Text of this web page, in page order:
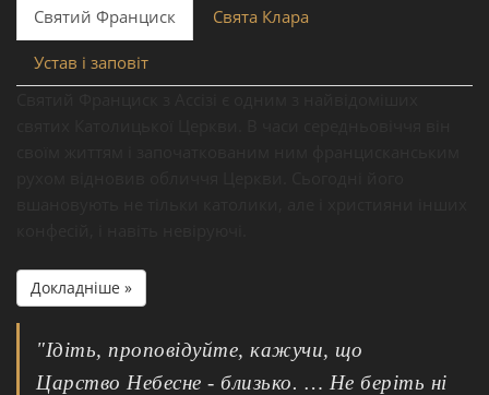
Святий Франциск Свята Клара
Устав і заповіт
Докладніше »
"Ідіть, проповідуйте, кажучи, що
Царство Небесне - близько. … Не беріть ні